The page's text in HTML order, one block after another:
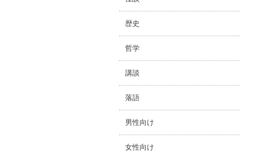
歴史
哲学
講談
落語
男性向け
女性向け